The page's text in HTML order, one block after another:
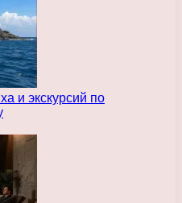
и экскурсий по